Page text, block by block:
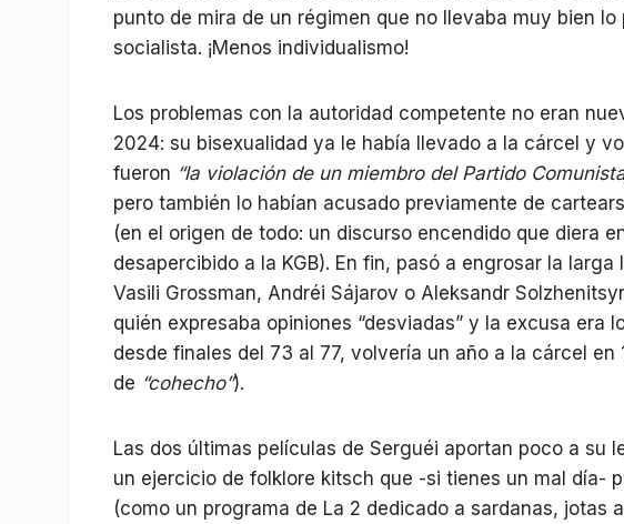
punto de mira de un régimen que no llevaba muy bien
socialista. ¡Menos individualismo!
Los problemas con la autoridad competente no eran
2024: su bisexualidad ya le había llevado a la cárcel y
fueron “la violación de un miembro del Partido
pero también lo habían acusado previamente de
(en el origen de todo: un discurso encendido que diera
desapercibido a la KGB). En fin, pasó a engrosar la
Vasili Grossman, Andréi Sájarov o Aleksandr
quién expresaba opiniones “desviadas” y la excusa era
desde finales del 73 al 77, volvería un año a la cárcel
de “cohecho”).
Las dos últimas películas de Serguéi aportan poco a su
un ejercicio de folklore kitsch que -si tienes un mal día-
(como un programa de La 2 dedicado a sardanas, jotas